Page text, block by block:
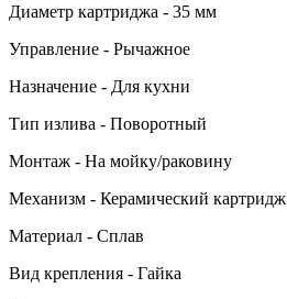
Диаметр картриджа - 35 мм
Управление - Рычажное
Назначение - Для кухни
Тип излива - Поворотный
Монтаж - На мойку/раковину
Механизм - Керамический картридж
Материал - Сплав
Вид крепления - Гайка